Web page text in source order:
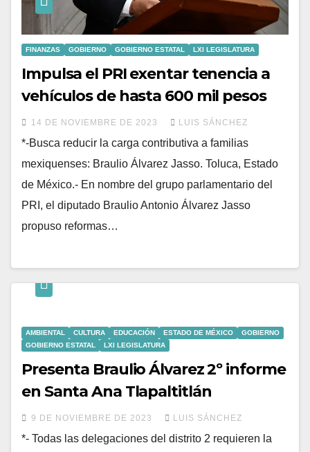
FINANZAS GOBIERNO GOBIERNO ESTATAL LXI LEGISLATURA
Impulsa el PRI exentar tenencia a
vehículos de hasta 600 mil pesos
14 DE NOVIEMBRE DE 2023 LUIS SÁNCHEZ
*-Busca reducir la carga contributiva a familias
mexiquenses: Braulio Álvarez Jasso. Toluca, Estado
de México.- En nombre del grupo parlamentario del
PRI, el diputado Braulio Antonio Álvarez Jasso
propuso reformas…
AMBIENTAL CULTURA EDUCACIÓN ESTADO DE MÉXICO
GOBIERNO
GOBIERNO ESTATAL
LXI LEGISLATURA
Presenta Braulio Álvarez 2º informe
en Santa Ana Tlapaltitlán
9 DE NOVIEMBRE DE 2023 LUIS SÁNCHEZ
*- Todas las delegaciones del distrito 2 requieren la